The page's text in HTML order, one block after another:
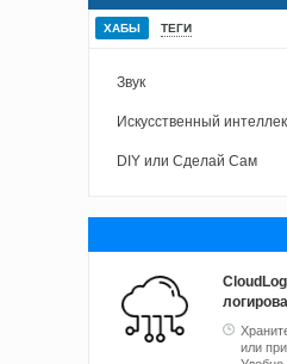
ХАБЫ ТЕГИ
Звук
Искусственный
DIY или Сделай Сам
или